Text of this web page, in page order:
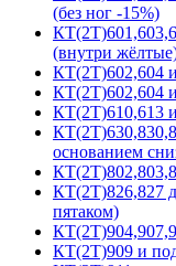
(без ног -15%)
(внутри
КТ(2Т)602,604
КТ(2Т)602,604
КТ(2Т)610,613
основанием
КТ(2Т)826,827
пятаком)
КТ(2Т)909 и